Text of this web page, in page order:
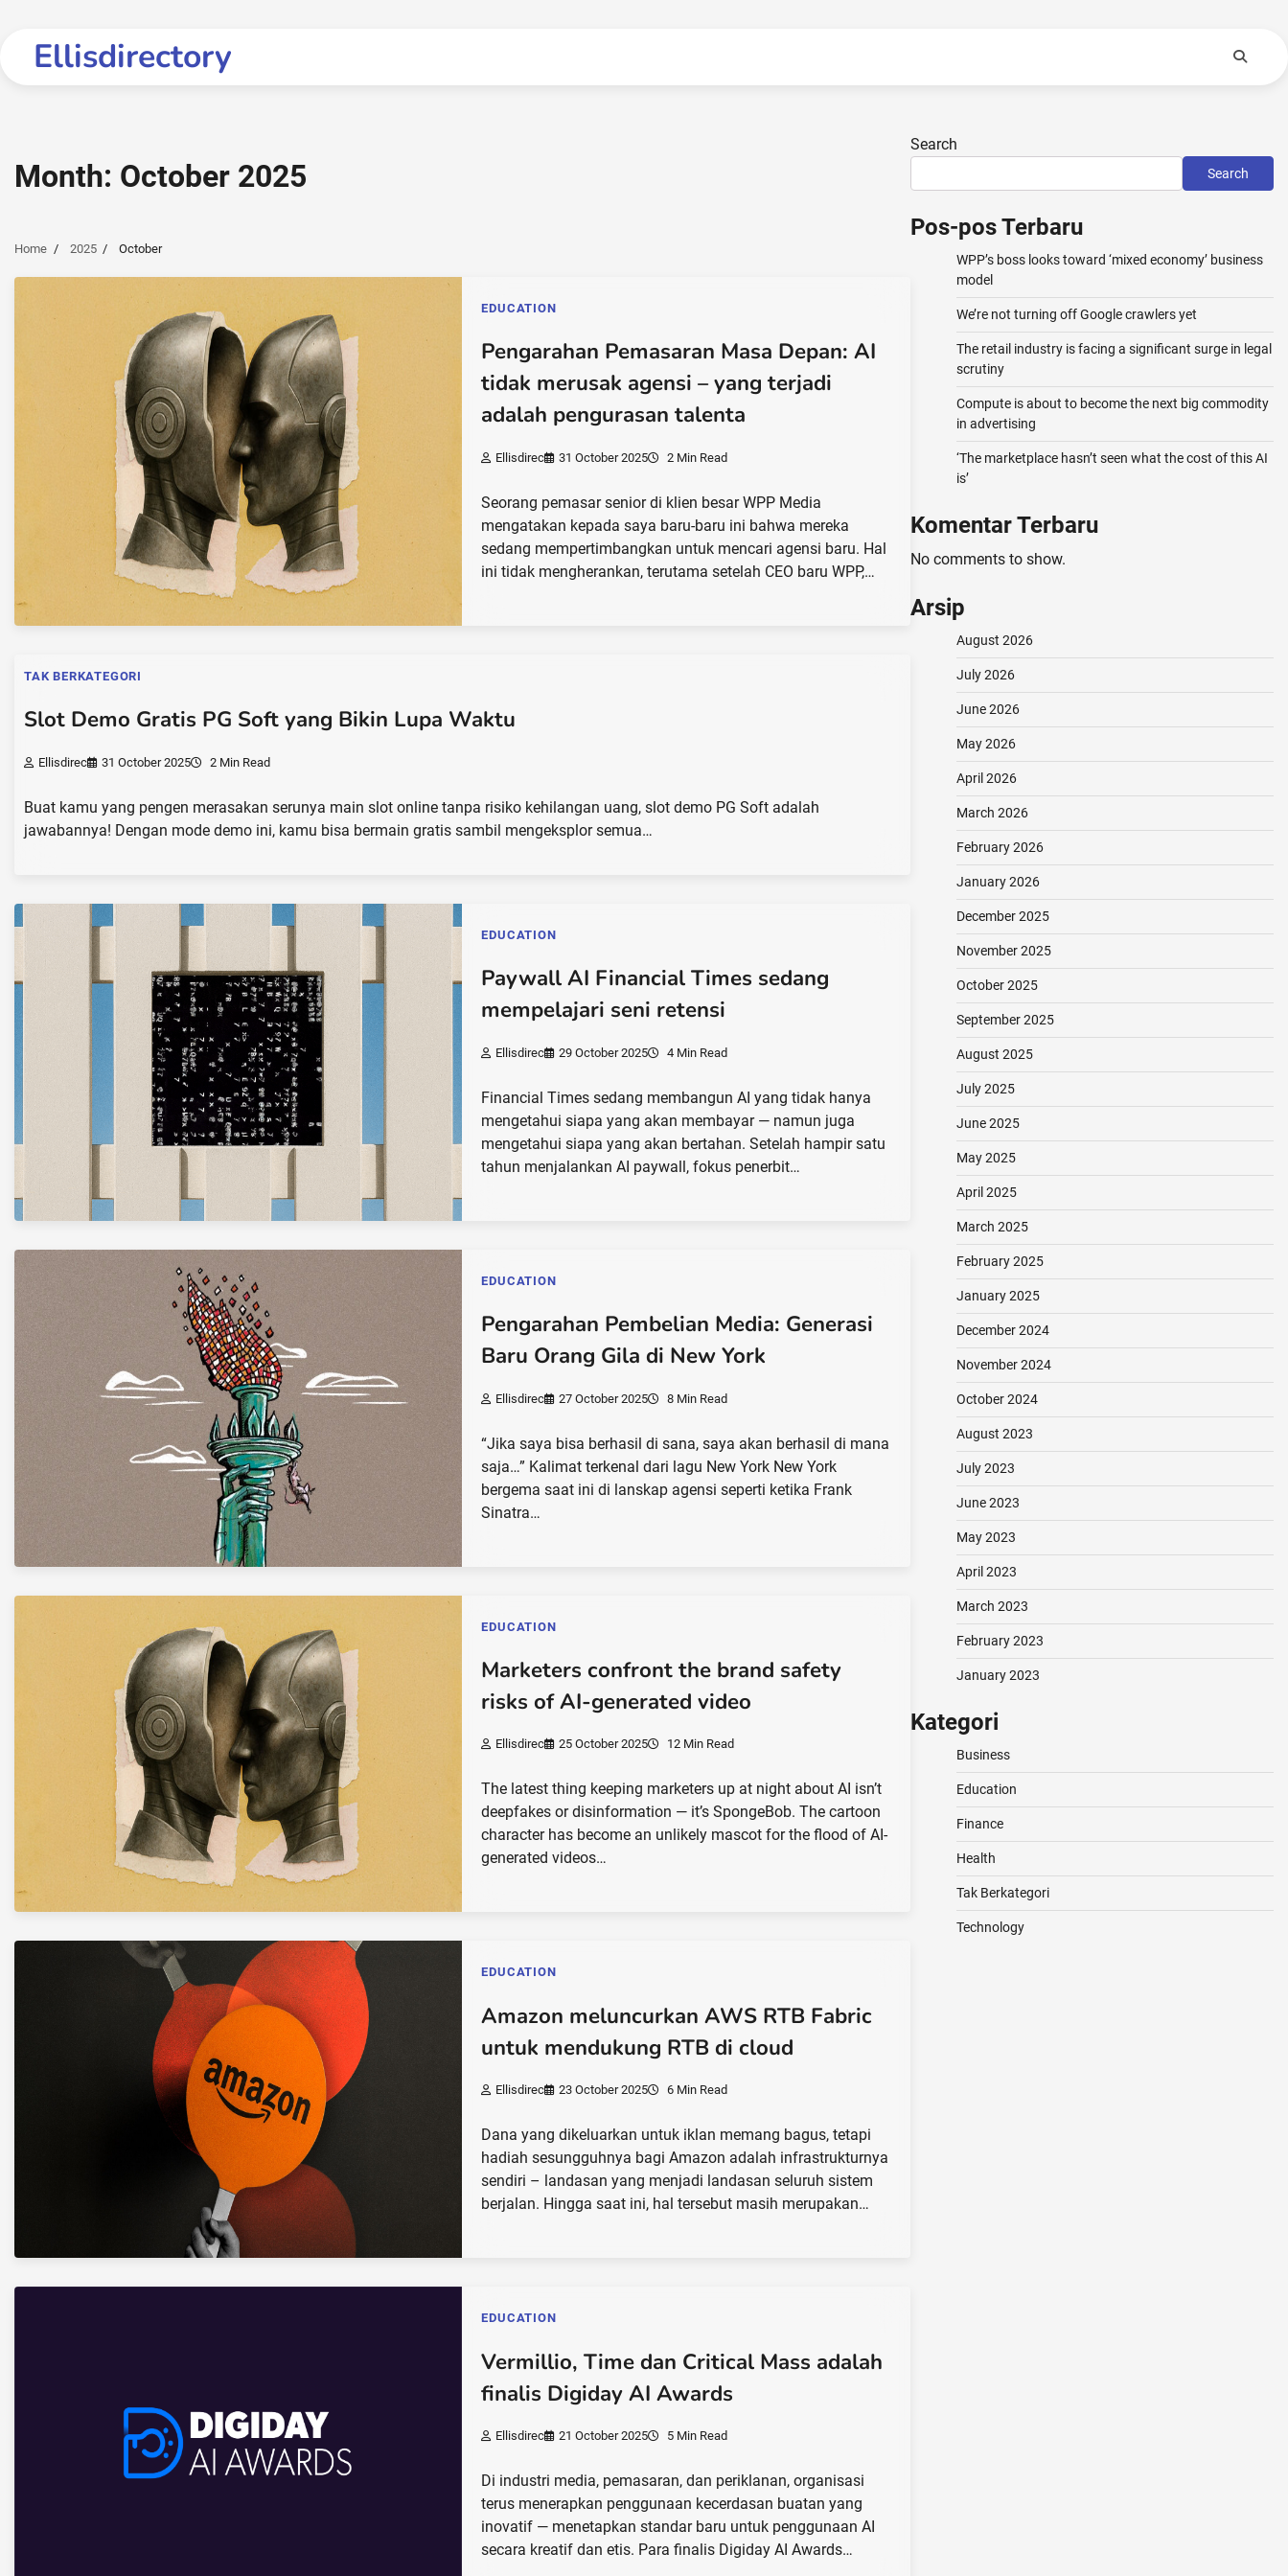
contentEllisdirectory
Month: October 2025
Home 2025 October
EDUCATION
Pengarahan Pemasaran Masa Depan: AI
tidak merusak agensi – yang terjadi
adalah pengurasan talenta
Ellisdirec 31 October 2025 2 Min Read
Seorang pemasar senior di klien besar WPP Media
mengatakan kepada saya baru-baru ini bahwa mereka
sedang mempertimbangkan untuk mencari agensi baru. Hal
ini tidak mengherankan, terutama setelah CEO baru WPP,…
TAK BERKATEGORI
Slot Demo Gratis PG Soft yang Bikin Lupa Waktu
Ellisdirec 31 October 2025 2 Min Read
Buat kamu yang pengen merasakan serunya main slot online tanpa risiko kehilangan uang, slot demo PG Soft adalah
jawabannya! Dengan mode demo ini, kamu bisa bermain gratis sambil mengeksplor semua…
EDUCATION
Paywall AI Financial Times sedang
mempelajari seni retensi
Ellisdirec 29 October 2025 4 Min Read
Financial Times sedang membangun AI yang tidak hanya
mengetahui siapa yang akan membayar — namun juga
mengetahui siapa yang akan bertahan. Setelah hampir satu
tahun menjalankan AI paywall, fokus penerbit…
EDUCATION
Pengarahan Pembelian Media: Generasi
Baru Orang Gila di New York
Ellisdirec 27 October 2025 8 Min Read
“Jika saya bisa berhasil di sana, saya akan berhasil di mana
saja…” Kalimat terkenal dari lagu New York New York
bergema saat ini di lanskap agensi seperti ketika Frank
Sinatra…
EDUCATION
Marketers confront the brand safety
risks of AI-generated video
Ellisdirec 25 October 2025 12 Min Read
The latest thing keeping marketers up at night about AI isn’t
deepfakes or disinformation — it’s SpongeBob. The cartoon
character has become an unlikely mascot for the flood of AI-
generated videos…
EDUCATION
Amazon meluncurkan AWS RTB Fabric
untuk mendukung RTB di cloud
Ellisdirec 23 October 2025 6 Min Read
Dana yang dikeluarkan untuk iklan memang bagus, tetapi
hadiah sesungguhnya bagi Amazon adalah infrastrukturnya
sendiri – landasan yang menjadi landasan seluruh sistem
berjalan. Hingga saat ini, hal tersebut masih merupakan…
EDUCATION
Vermillio, Time dan Critical Mass adalah
finalis Digiday AI Awards
Ellisdirec 21 October 2025 5 Min Read
Di industri media, pemasaran, dan periklanan, organisasi
terus menerapkan penggunaan kecerdasan buatan yang
inovatif — menetapkan standar baru untuk penggunaan AI
secara kreatif dan etis. Para finalis Digiday AI Awards…
Search
Search
Pos-pos Terbaru
WPP’s boss looks toward ‘mixed economy’ business
model
We’re not turning off Google crawlers yet
The retail industry is facing a significant surge in legal
scrutiny
Compute is about to become the next big commodity
in advertising
‘The marketplace hasn’t seen what the cost of this AI
is’
Komentar Terbaru
No comments to show.
Arsip
August 2026
July 2026
June 2026
May 2026
April 2026
March 2026
February 2026
January 2026
December 2025
November 2025
October 2025
September 2025
August 2025
July 2025
June 2025
May 2025
April 2025
March 2025
February 2025
January 2025
December 2024
November 2024
October 2024
August 2023
July 2023
June 2023
May 2023
April 2023
March 2023
February 2023
January 2023
Kategori
Business
Education
Finance
Health
Tak Berkategori
Technology